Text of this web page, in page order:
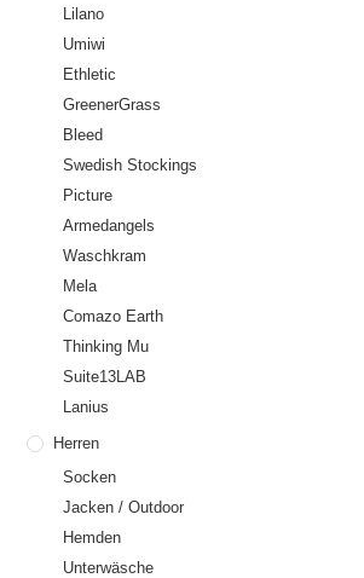
Lilano
Umiwi
Ethletic
GreenerGrass
Bleed
Swedish Stockings
Picture
Armedangels
Waschkram
Mela
Comazo Earth
Thinking Mu
Suite13LAB
Lanius
Herren
Socken
Jacken / Outdoor
Hemden
Unterwäsche